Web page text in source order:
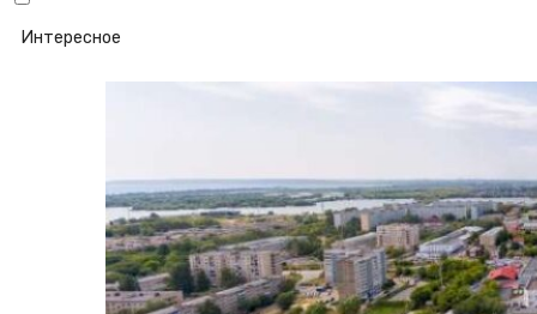
Интересное